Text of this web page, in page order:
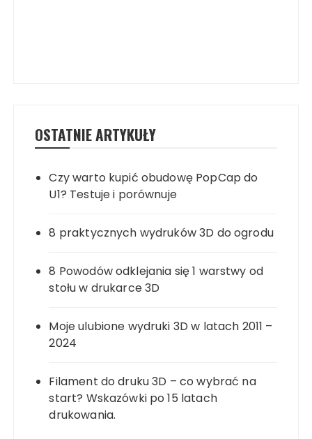
OSTATNIE ARTYKUŁY
Czy warto kupić obudowę PopCap do
U1? Testuje i porównuje
8 praktycznych wydruków 3D do ogrodu
8 Powodów odklejania się 1 warstwy od
stołu w drukarce 3D
Moje ulubione wydruki 3D w latach 2011 –
2024
Filament do druku 3D – co wybrać na
start? Wskazówki po 15 latach
drukowania.